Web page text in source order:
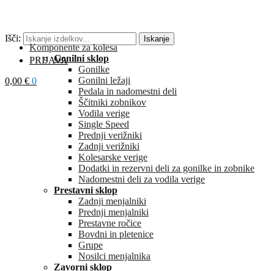
Išči: Iskanje
PRIJAVA
0,00 € 0
Komponente za kolesa
Gonilni sklop
Gonilke
Gonilni ležaji
Pedala in nadomestni deli
Ščitniki zobnikov
Vodila verige
Single Speed
Prednji verižniki
Zadnji verižniki
Kolesarske verige
Dodatki in rezervni deli za gonilke in zobnike
Nadomestni deli za vodila verige
Prestavni sklop
Zadnji menjalniki
Prednji menjalniki
Prestavne ročice
Bovdni in pletenice
Grupe
Nosilci menjalnika
Zavorni sklop